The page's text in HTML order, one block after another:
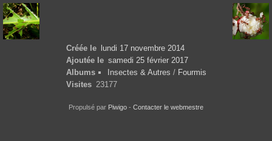
Créée le
lundi 17 novembre 2014
Ajoutée le samedi 25 février 2017
Albums
Insectes & Autres / Fourmis
Visites 23177
Propulsé par Piwigo - Contacter le webmestre